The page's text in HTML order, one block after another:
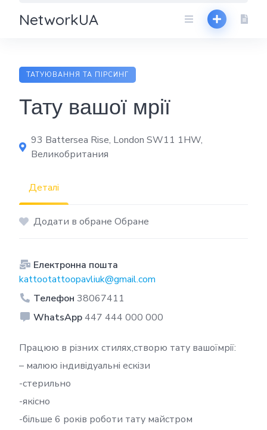
NetworkUA
ТАТУЮВАННЯ ТА ПІРСИНГ
Тату вашої мрії
93 Battersea Rise, London SW11 1HW,
Великобритания
Деталі
Додати в обране Обране
Електронна пошта
kattootattoopavliuk@gmail.com
Телефон 38067411
WhatsApp447 444 000 000
Працюю в різних стилях,створю тату вашоїмрії:
– малюю індивідуальні ескізи
-стерильно
-якісно
-більше 6 років роботи тату майстром